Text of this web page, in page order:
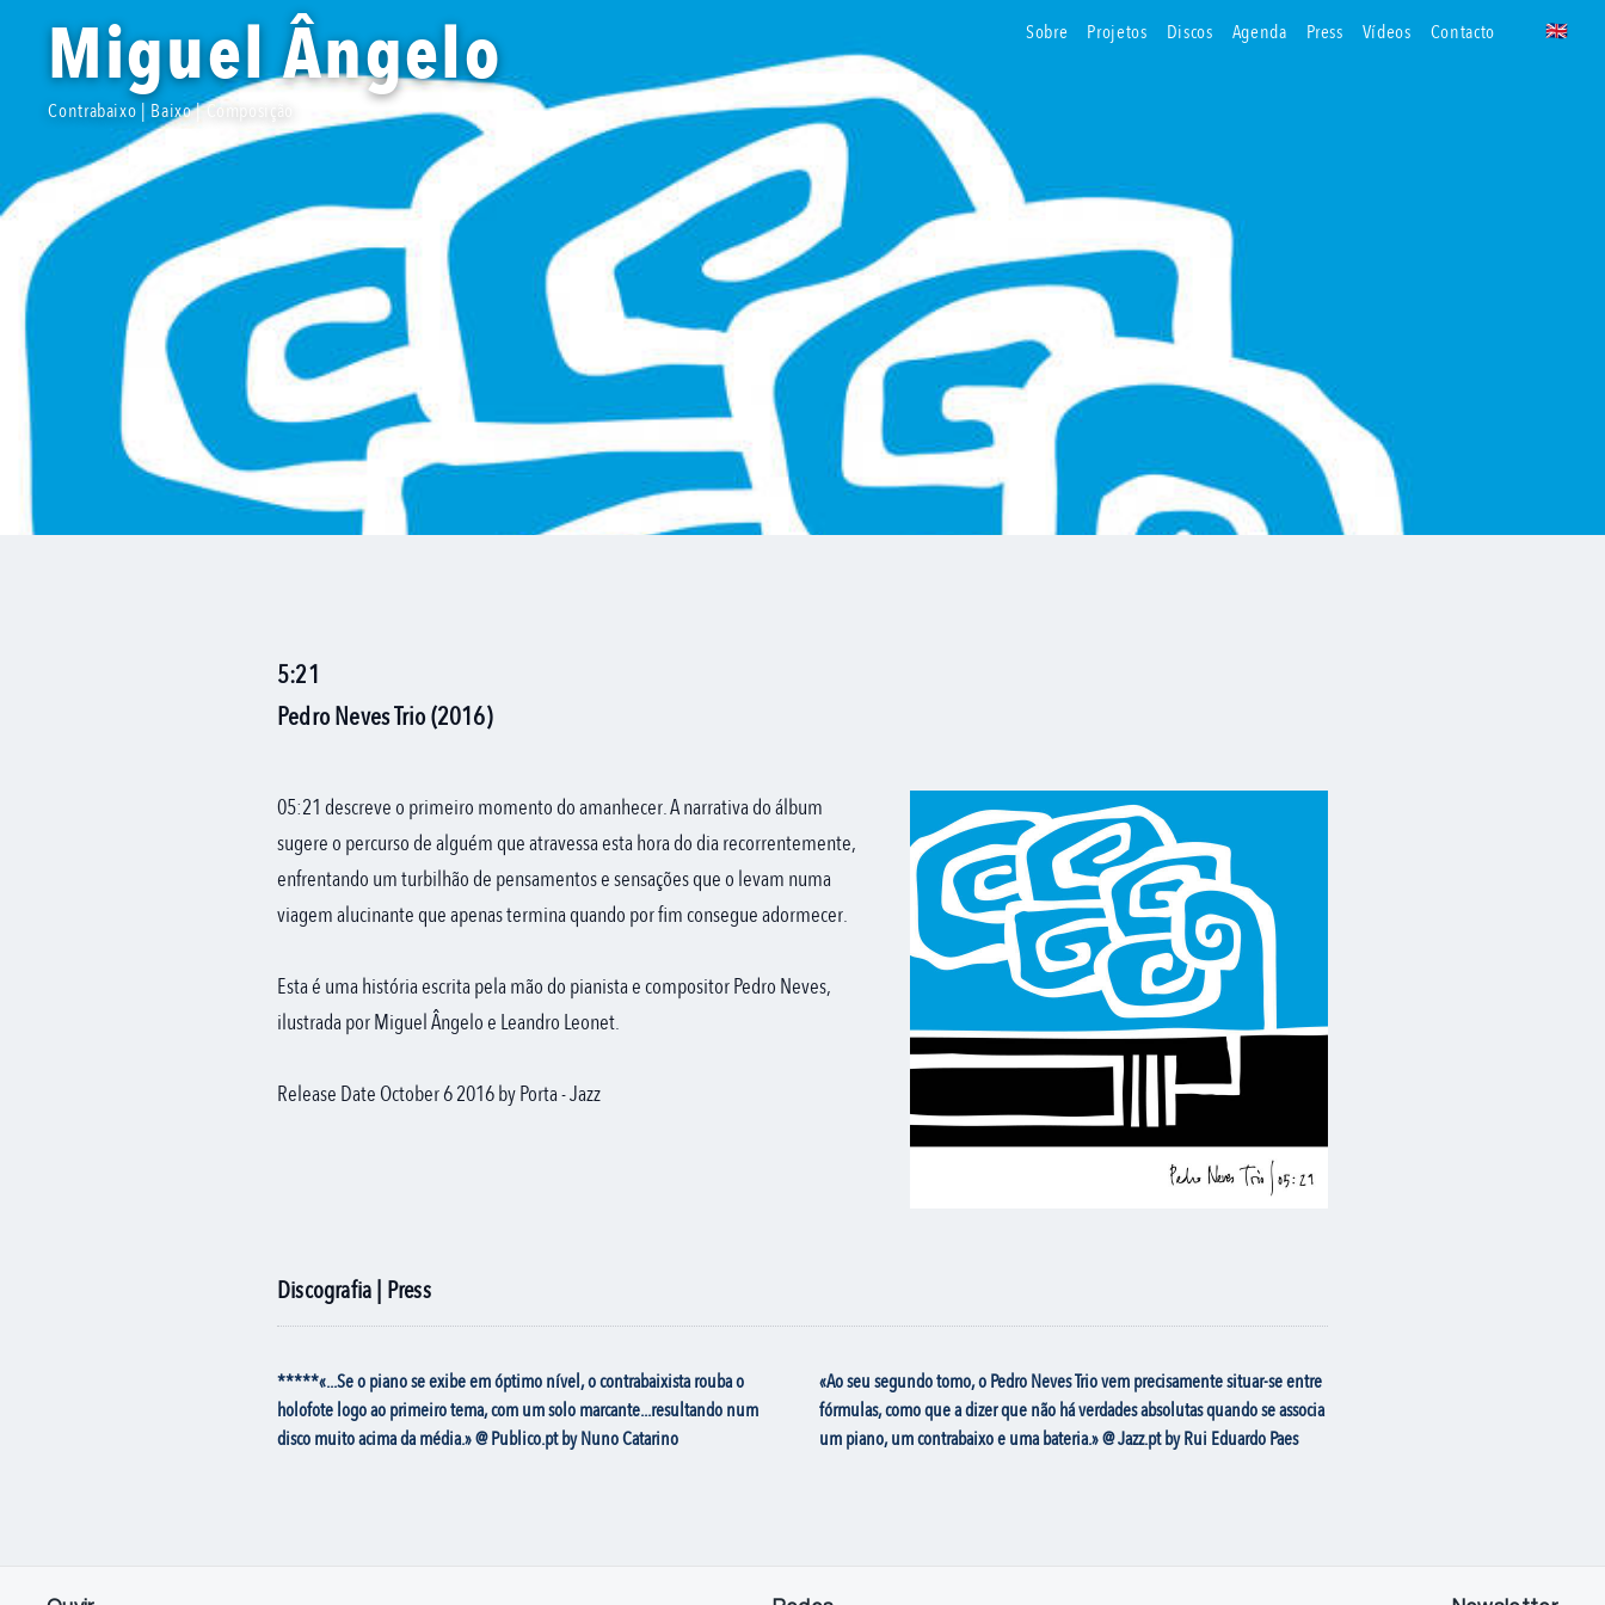
sobre projetos discos agenda press vídeos contacto 🇬🇧
uk
Miguel Ângelo
Contrabaixo | Baixo | Composição
5:21
Pedro Neves Trio (2016)
05:21 descreve o primeiro momento do amanhecer. A narrativa do álbum
sugere o percurso de alguém que atravessa esta hora do dia recorrentemente,
enfrentando um turbilhão de pensamentos e sensações que o levam numa
viagem alucinante que apenas termina quando por fim consegue adormecer.
Esta é uma história escrita pela mão do pianista e compositor Pedro Neves,
ilustrada por Miguel Ângelo e Leandro Leonet.
Release Date October 6 2016 by Porta - Jazz
Discografia | Press
*****«...Se o piano se exibe em óptimo nível, o contrabaixista rouba o
holofote logo ao primeiro tema, com um solo marcante...resultando num
disco muito acima da média.» @ Publico.pt by Nuno Catarino
«Ao seu segundo tomo, o Pedro Neves Trio vem precisamente situar-se entre
fórmulas, como que a dizer que não há verdades absolutas quando se associa
um piano, um contrabaixo e uma bateria.» @ Jazz.pt by Rui Eduardo Paes